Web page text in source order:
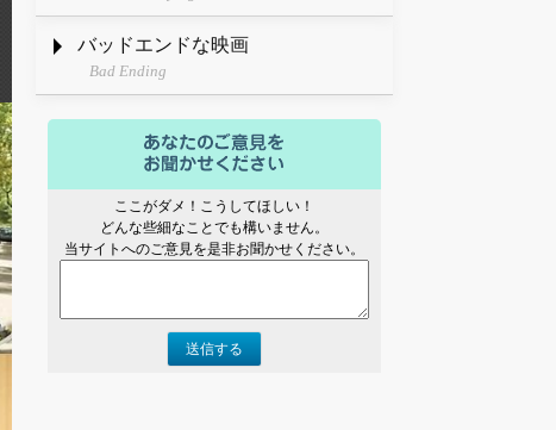
バッドエンドな映画
Bad Ending
ここがダメ！こうしてほしい！
どんな些細なことでも構いません。
当サイトへのご意見を是非お聞かせください。
送信する